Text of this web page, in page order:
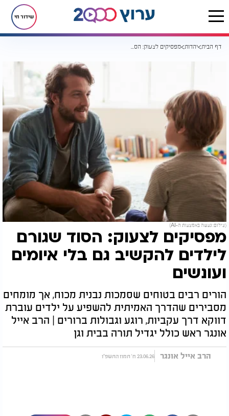
שידור חי
דף הבית יהדות מפסיקים לצעוק: הסוד שגורם לילדים להקשיב גם בלי איומים ועונשים
(צילום: נעשה באמצעות ה-AI)
מפסיקים לצעוק: הסוד שגורם
לילדים להקשיב גם בלי איומים
ועונשים
הורים רבים בטוחים שסמכות נבנית מכוח, אך מומחים
מסבירים שהדרך האמיתית להשפיע על ילדים עוברת
דווקא דרך עקביות, רוגע וגבולות ברורים | הרב אייל
אונגר ראש כולל יגדיל תורה בבית וגן
הרב אייל אונגר 23.06.26 ח' תמוז התשפ"ו